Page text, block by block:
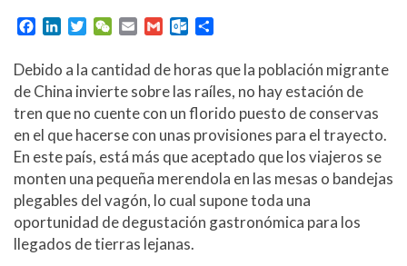
c
e
b
o
o
k
k
e
d
I
n
t
t
e
r
W
C
h
a
t
i
l
G
i
l
O
l
o
o
k
o
m
p
a
r
t
i
Debido a la cantidad de horas que la población migrante
de China invierte sobre las raíles, no hay estación de
tren que no cuente con un florido puesto de conservas
en el que hacerse con unas provisiones para el trayecto.
En este país, está más que aceptado que los viajeros se
monten una pequeña merendola en las mesas o bandejas
plegables del vagón, lo cual supone toda una
oportunidad de degustación gastronómica para los
llegados de tierras lejanas.